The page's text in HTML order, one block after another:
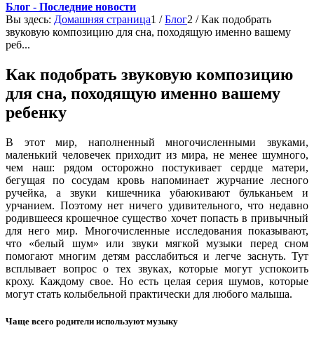
Блог - Последние новости
Вы здесь: Домашняя страница1 / Блог2 / Как подобрать
звуковую композицию для сна, походящую именно вашему
реб...
Как подобрать звуковую композицию
для сна, походящую именно вашему
ребенку
В этот мир, наполненный многочисленными звуками,
маленький человечек приходит из мира, не менее шумного,
чем наш: рядом осторожно постукивает сердце матери,
бегущая по сосудам кровь напоминает журчание лесного
ручейка, а звуки кишечника убаюкивают бульканьем и
урчанием. Поэтому нет ничего удивительного, что недавно
родившееся крошечное существо хочет попасть в привычный
для него мир. Многочисленные исследования показывают,
что «белый шум» или звуки мягкой музыки перед сном
помогают многим детям расслабиться и легче заснуть. Тут
всплывает вопрос о тех звуках, которые могут успокоить
кроху. Каждому свое. Но есть целая серия шумов, которые
могут стать колыбельной практически для любого малыша.
Чаще всего родители используют музыку